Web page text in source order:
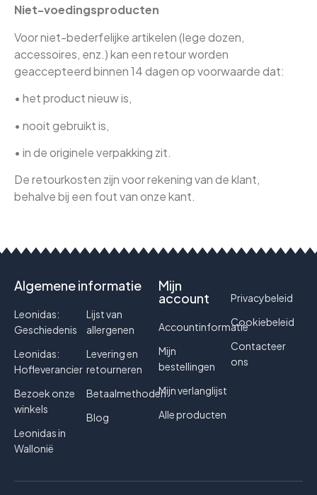
Niet-voedingsproducten
Voor niet-bederfelijke artikelen (lege dozen,
accessoires, enz.) kan een retour worden
geaccepteerd binnen 14 dagen op voorwaarde dat:
• het product nieuw is,
• nooit gebruikt is,
• in de originele verpakking zit.
De retourkosten zijn voor rekening van de klant,
behalve bij een fout van onze kant.
Algemene informatie
Leonidas:
Geschiedenis
Leonidas:
Hofleverancier
Bezoek onze
winkels
Leonidas in
Wallonië
Lijst van
allergenen
Levering en
retourneren
Betaalmethoden
Blog
Mijn
account
Accountinformatie
Mijn
bestellingen
Mijn verlanglijst
Alle producten
Privacybeleid
Cookiebeleid
Contacteer
ons